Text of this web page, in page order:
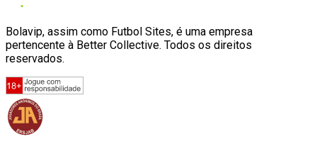
Bolavip, assim como Futbol Sites, é uma empresa
pertencente à Better Collective. Todos os direitos
reservados.